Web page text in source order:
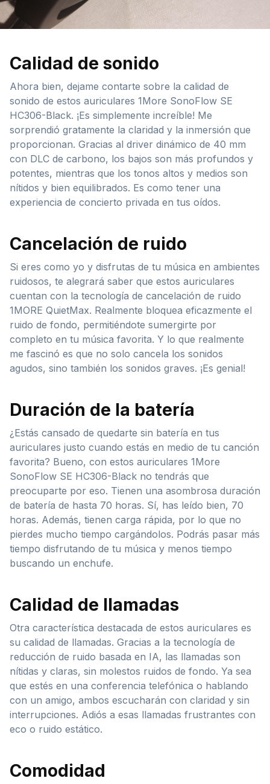
Calidad de sonido
Ahora bien, dejame contarte sobre la calidad de
sonido de estos auriculares 1More SonoFlow SE
HC306-Black. ¡Es simplemente increíble! Me
sorprendió gratamente la claridad y la inmersión que
proporcionan. Gracias al driver dinámico de 40 mm
con DLC de carbono, los bajos son más profundos y
potentes, mientras que los tonos altos y medios son
nítidos y bien equilibrados. Es como tener una
experiencia de concierto privada en tus oídos.
Cancelación de ruido
Si eres como yo y disfrutas de tu música en ambientes
ruidosos, te alegrará saber que estos auriculares
cuentan con la tecnología de cancelación de ruido
1MORE QuietMax. Realmente bloquea eficazmente el
ruido de fondo, permitiéndote sumergirte por
completo en tu música favorita. Y lo que realmente
me fascinó es que no solo cancela los sonidos
agudos, sino también los sonidos graves. ¡Es genial!
Duración de la batería
¿Estás cansado de quedarte sin batería en tus
auriculares justo cuando estás en medio de tu canción
favorita? Bueno, con estos auriculares 1More
SonoFlow SE HC306-Black no tendrás que
preocuparte por eso. Tienen una asombrosa duración
de batería de hasta 70 horas. Sí, has leído bien, 70
horas. Además, tienen carga rápida, por lo que no
pierdes mucho tiempo cargándolos. Podrás pasar más
tiempo disfrutando de tu música y menos tiempo
buscando un enchufe.
Calidad de llamadas
Otra característica destacada de estos auriculares es
su calidad de llamadas. Gracias a la tecnología de
reducción de ruido basada en IA, las llamadas son
nítidas y claras, sin molestos ruidos de fondo. Ya sea
que estés en una conferencia telefónica o hablando
con un amigo, ambos escucharán con claridad y sin
interrupciones. Adiós a esas llamadas frustrantes con
eco o ruido estático.
Comodidad